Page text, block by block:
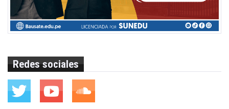
Redes sociales